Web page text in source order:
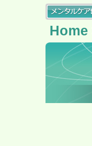
Home